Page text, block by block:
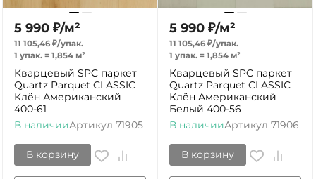
5 990 ₽/м²
11 105,46 ₽/упак.
1 упак. = 1,854 м²
Кварцевый SPC паркет
Quartz Parquet CLASSIC
Клён Американский
400-61
В наличииАртикул 71905
В корзину
5 990 ₽/м²
11 105,46 ₽/упак.
1 упак. = 1,854 м²
Кварцевый SPC паркет
Quartz Parquet CLASSIC
Клён Американский
Белый 400-56
В наличииАртикул 71906
В корзину